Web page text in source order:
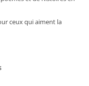
ceux qui aiment la